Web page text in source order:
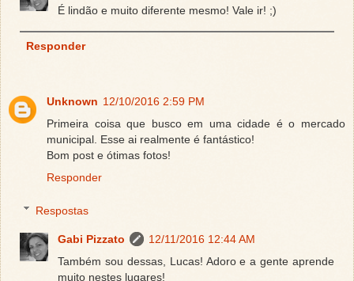
É lindão e muito diferente mesmo! Vale ir! ;)
Responder
Unknown 12/10/2016 2:59 PM
Primeira coisa que busco em uma cidade é o mercado
municipal. Esse ai realmente é fantástico!
Bom post e ótimas fotos!
Responder
Respostas
Gabi Pizzato
12/11/2016 12:44 AM
Também sou dessas, Lucas! Adoro e a gente aprende
muito nestes lugares!